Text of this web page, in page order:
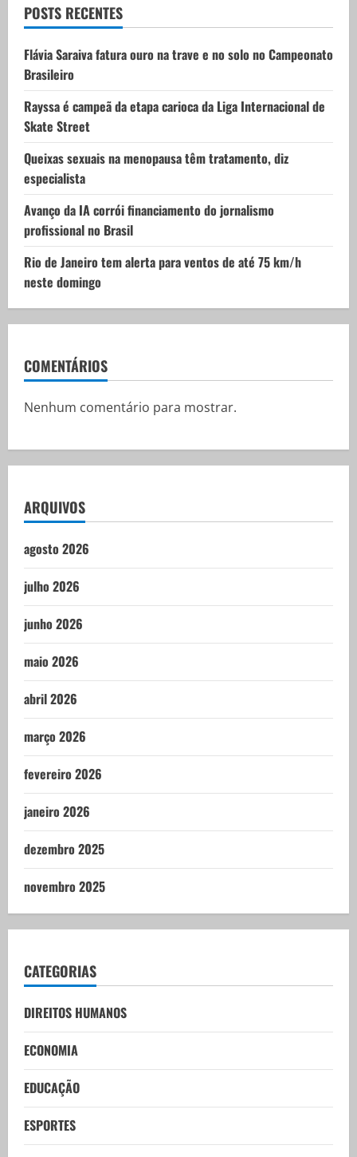
t
i
o
n
POSTS RECENTES
Flávia Saraiva fatura ouro na trave e no solo no Campeonato
Brasileiro
Rayssa é campeã da etapa carioca da Liga Internacional de
Skate Street
Queixas sexuais na menopausa têm tratamento, diz
especialista
Avanço da IA corrói financiamento do jornalismo
profissional no Brasil
Rio de Janeiro tem alerta para ventos de até 75 km/h
neste domingo
COMENTÁRIOS
Nenhum comentário para mostrar.
ARQUIVOS
agosto 2026
julho 2026
junho 2026
maio 2026
abril 2026
março 2026
fevereiro 2026
janeiro 2026
dezembro 2025
novembro 2025
CATEGORIAS
DIREITOS HUMANOS
ECONOMIA
EDUCAÇÃO
ESPORTES